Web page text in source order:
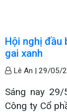
Hội nghị đầu
gai xanh
Lê An | 29/05/
Sáng nay 29/
Công ty Cổ